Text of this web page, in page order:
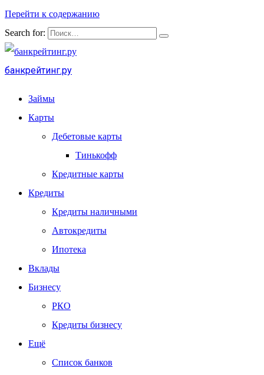
Перейти к содержанию
Search for:
банкрейтинг.ру
Займы
Карты
Дебетовые карты
Тинькофф
Кредитные карты
Кредиты
Кредиты наличными
Автокредиты
Ипотека
Вклады
Бизнесу
РКО
Кредиты бизнесу
Ещё
Список банков